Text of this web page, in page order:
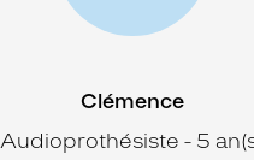
Clémence
Audioprothésiste - 5